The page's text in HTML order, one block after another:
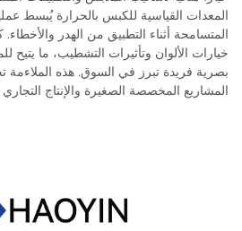
المعدات القياسية للكبس بالحرارة يُبسط عملية
المتسامحة أثناء التطبيق من الهدر
خيارات الألوان وتأثيرات التشطيب، ما يتيح
بصرية فريدة تبرز في السوق. هذه الملاءمة
المشاريع المخصصة الصغيرة والإنتاج